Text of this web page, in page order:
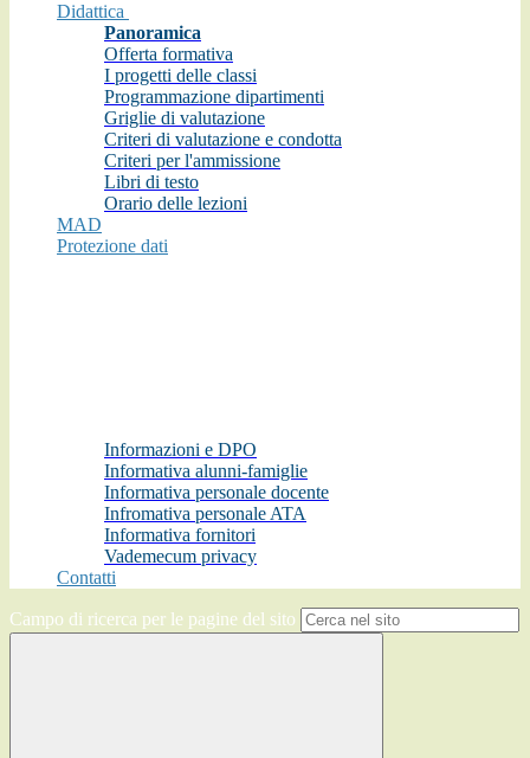
Didattica
Panoramica
Offerta formativa
I progetti delle classi
Programmazione dipartimenti
Griglie di valutazione
Criteri di valutazione e condotta
Criteri per l'ammissione
Libri di testo
Orario delle lezioni
MAD
Protezione dati
Informazioni e DPO
Informativa alunni-famiglie
Informativa personale docente
Infromativa personale ATA
Informativa fornitori
Vademecum privacy
Contatti
Campo di ricerca per le pagine del sito